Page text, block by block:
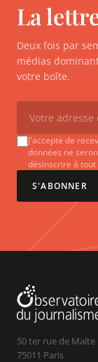
La
Deux fois par
médias
votre boîte.
J'accepte de
données ne
désinscrire à
S'ABONNER
50 ter rue de Malte
75011 Paris